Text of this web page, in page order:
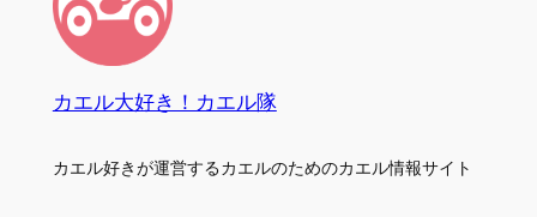
カエル大好き！カエル隊
カエル好きが運営するカエルのためのカエル情報サイト